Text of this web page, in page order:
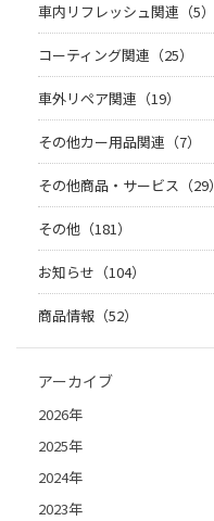
車内リフレッシュ関連（5）
コーティング関連（25）
車外リペア関連（19）
その他カー用品関連（7）
その他商品・サービス（29）
その他（181）
お知らせ（104）
商品情報（52）
アーカイブ
2026年
2025年
2024年
2023年